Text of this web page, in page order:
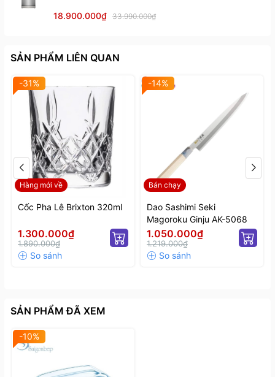
18.900.000₫ 33.990.000₫
SẢN PHẨM LIÊN QUAN
Hàng mới về
-31%
Cốc Pha Lê Brixton 320ml
1.300.000₫
1.890.000₫
Bán chạy
-14%
Dao Sashimi Seki
Magoroku Ginju AK-5068
1.050.000₫
1.219.000₫
SẢN PHẨM ĐÃ XEM
-10%